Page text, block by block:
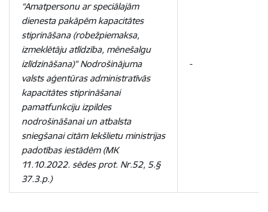
“Amatpersonu ar speciālajām
dienesta pakāpēm kapacitātes
stiprināšana (robežpiemaksa,
izmeklētāju atlīdzība, mēnešalgu
izlīdzināšana)” Nodrošinājuma
valsts aģentūras administratīvās
kapacitātes stiprināšanai
pamatfunkciju izpildes
nodrošināšanai un atbalsta
sniegšanai citām Iekšlietu ministrijas
padotības iestādēm (MK
11.10.2022. sēdes prot. Nr.52, 5.§
37.3.p.)
-